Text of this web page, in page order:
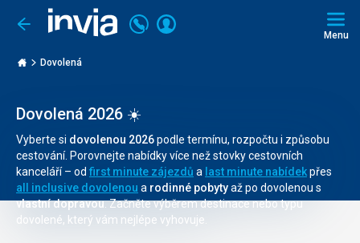
Jít
zpět
Volejte
226
Přihlásit
Menu
Dovolená
Dovolená 2026 ☀️
Vyberte si dovolenou 2026podle termínu, rozpočtu i způsobu
cestování. Porovnejte nabídky více než stovky cestovních
kanceláří – od first minute zájezdů a last minute nabídekpřes
all inclusive dovolenou a rodinné pobytyaž po dovolenou s
vlastní dopravou. Začněte výběrem destinace nebo typu
dovolené, který vám nejlépe vyhovuje.